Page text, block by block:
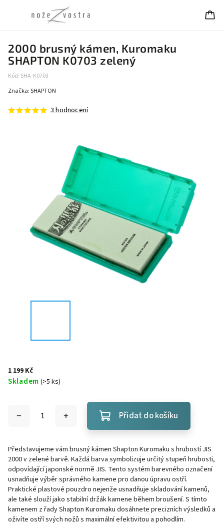
2000 brusný kámen, Kuromaku
SHAPTON K0703 zelený
Kód: SHA-K0703
3 hodnocení
Značka:SHAPTON
1 199 Kč
Skladem (>5 ks)
Přidat do košíku
Představujeme vám brusný kámen Shapton Kuromaku s hrubostí JIS
2000 v zelené barvě. Každá barva symbolizuje určitý stupeň hrubosti,
odpovídající japonské normě JIS. Tento systém barevného označení
usnadňuje výběr správného kamene pro danou úpravu ostří.
Praktické plastové pouzdro nejenže usnadňuje skladování kamenů,
ale také slouží jako stabilní držák kamene během broušení. S tímto
kamenem z řady Shapton Kuromaku dosáhnete precizních výsledků a
oživíte ostří svých nožů s maximální efektivitou a pohodlím.